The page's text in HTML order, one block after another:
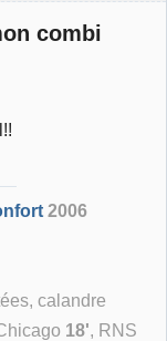
combi
2006
calandre
18', RNS